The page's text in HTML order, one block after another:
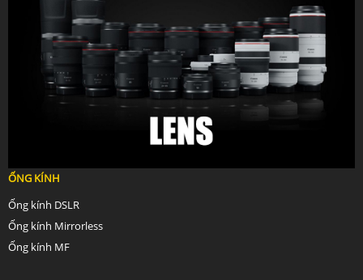
ỐNG KÍNH
Ống kính DSLR
Ống kính Mirrorless
Ống kính MF